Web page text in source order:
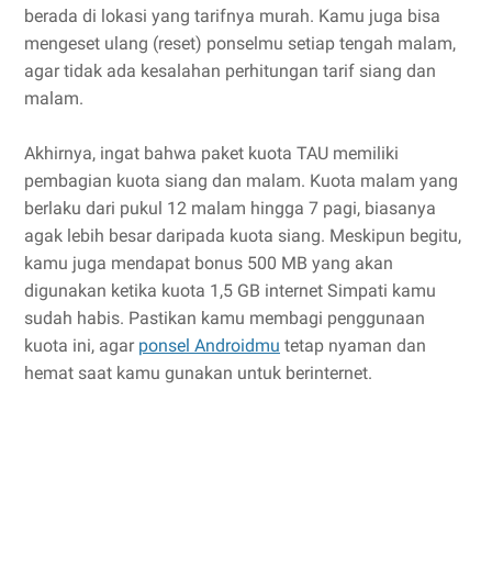
berada di lokasi yang tarifnya murah. Kamu juga bisa
mengeset ulang (reset) ponselmu setiap tengah malam,
agar tidak ada kesalahan perhitungan tarif siang dan
malam.
Akhirnya, ingat bahwa paket kuota TAU memiliki
pembagian kuota siang dan malam. Kuota malam yang
berlaku dari pukul 12 malam hingga 7 pagi, biasanya
agak lebih besar daripada kuota siang. Meskipun begitu,
kamu juga mendapat bonus 500 MB yang akan
digunakan ketika kuota 1,5 GB internet Simpati kamu
sudah habis. Pastikan kamu membagi penggunaan
kuota ini, agar ponsel Androidmu tetap nyaman dan
hemat saat kamu gunakan untuk berinternet.